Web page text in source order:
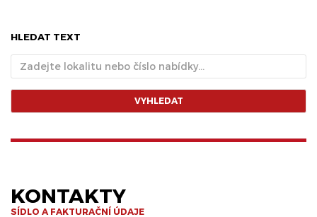
HLEDAT TEXT
VYHLEDAT
KONTAKTY
SÍDLO A FAKTURAČNÍ ÚDAJE